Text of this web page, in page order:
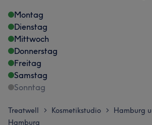
Montag
Dienstag
Mittwoch
Donnerstag
Freitag
Samstag
Sonntag
Treatwell > Kosmetikstudio > Hamburg
Hamburg